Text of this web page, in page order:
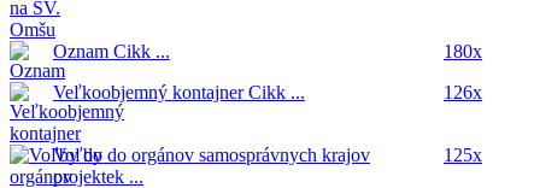
Oznam Cikk ...
180x
Veľkoobjemný kontajnerCikk ... 126x
Voľby do orgánov samosprávnych krajov
projektek ...
125x